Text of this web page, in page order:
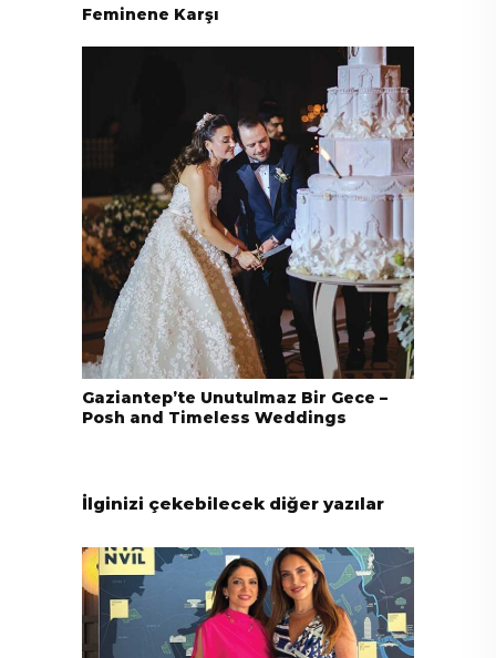
Feminene Karşı
Gaziantep’te Unutulmaz Bir Gece –
Posh and Timeless Weddings
İlginizi çekebilecek diğer yazılar